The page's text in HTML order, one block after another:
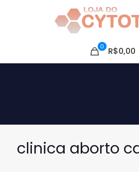
0 R$0,00
clinica aborto